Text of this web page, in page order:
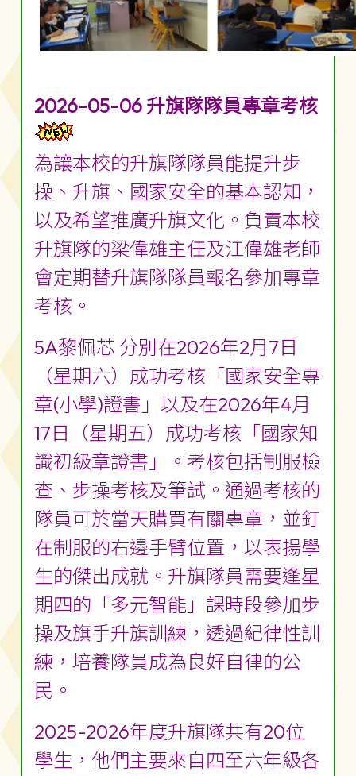
2026-05-06 升旗隊隊員專章考核
為讓本校的升旗隊隊員能提升步
操、升旗、國家安全的基本認知，
以及希望推廣升旗文化。負責本校
升旗隊的梁偉雄主任及江偉雄老師
會定期替升旗隊隊員報名參加專章
考核。
5A黎佩芯 分別在2026年2月7日
（星期六）成功考核「國家安全專
章(小學)證書」以及在2026年4月
17日（星期五）成功考核「國家知
識初級章證書」。考核包括制服檢
查、步操考核及筆試。通過考核的
隊員可於當天購買有關專章，並釘
在制服的右邊手臂位置，以表揚學
生的傑出成就。升旗隊員需要逢星
期四的「多元智能」課時段參加步
操及旗手升旗訓練，透過紀律性訓
練，培養隊員成為良好自律的公
民。
2025-2026年度升旗隊共有20位
學生，他們主要來自四至六年級各